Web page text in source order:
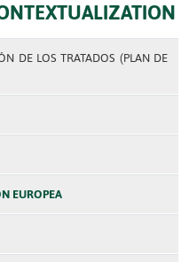
DE LOS TRATADOS (PLAN DE
EUROPEA